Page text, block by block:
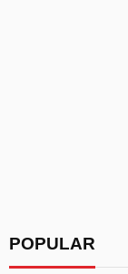
POPULAR